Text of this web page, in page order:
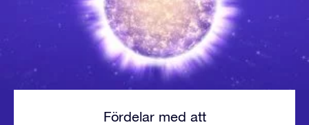
Fördelar med att